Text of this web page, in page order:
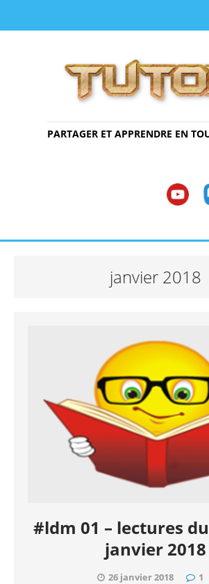
PARTAGER ET APPRENDRE EN
janvier 2018
#ldm 01 – lectures
janvier 2018
26 janvier 2018 1